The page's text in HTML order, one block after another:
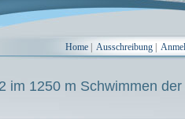
Home Ausschreibung
1250 m Schwimmen der